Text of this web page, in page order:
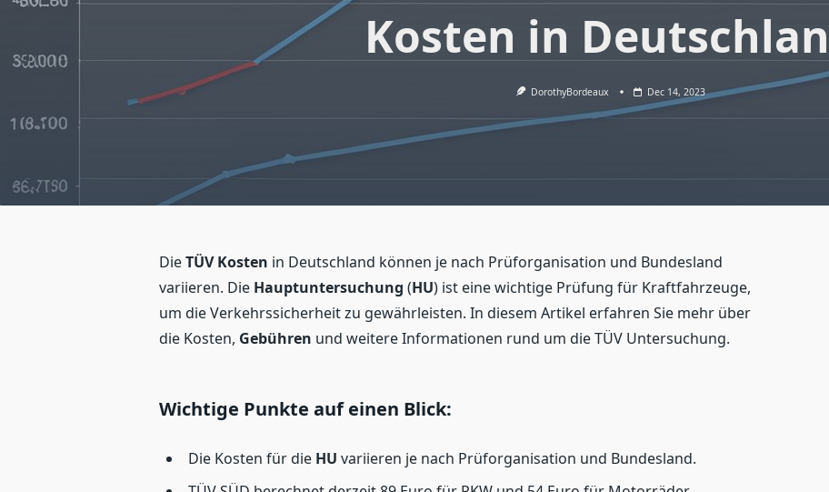
Kosten in
DorothyBordeaux Dec 14, 2023
DieTÜV Kosten in Deutschland können je nach Prüforganisation und Bundesland
variieren. Die Hauptuntersuchung (HU) ist eine wichtige Prüfung für Kraftfahrzeuge,
um die Verkehrssicherheit zu gewährleisten. In diesem Artikel erfahren Sie mehr über
die Kosten, Gebühren und weitere Informationen rund um die TÜV Untersuchung.
Wichtige Punkte auf einen Blick:
Die Kosten für die HU variieren je nach Prüforganisation und Bundesland.